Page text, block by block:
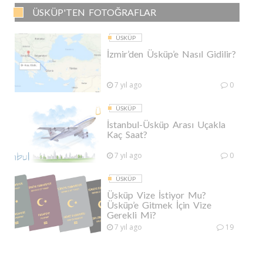
ÜSKÜP'TEN FOTOĞRAFLAR
ÜSKÜP
İzmir’den Üsküp’e Nasıl Gidilir?
7 yıl ago 0
ÜSKÜP
İstanbul-Üsküp Arası Uçakla
Kaç Saat?
7 yıl ago 0
ÜSKÜP
Üsküp Vize İstiyor Mu?
Üsküp’e Gitmek İçin Vize
Gerekli Mi?
7 yıl ago 19